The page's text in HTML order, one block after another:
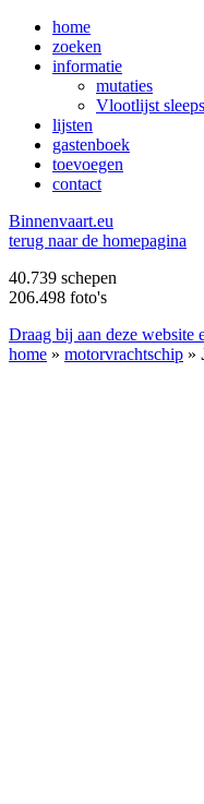
home
zoeken
informatie
mutaties
Vlootlijst
lijsten
gastenboek
toevoegen
contact
Binnenvaart.eu
terug naar de homepagina
40.739 schepen
206.498 foto's
Draag bij aan deze website
home » motorvrachtschip »